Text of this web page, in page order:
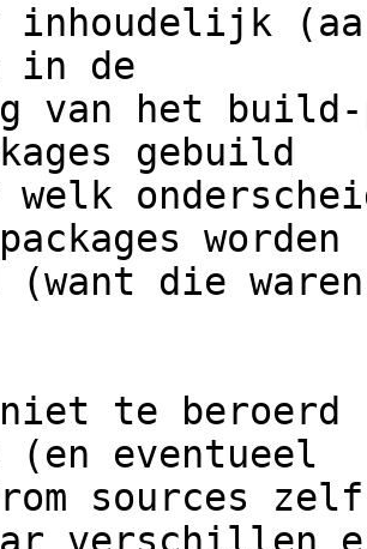
inhoudelijk
in de
van het build-
gebuild
welk
worden
(want die
te
(en eventueel
sources